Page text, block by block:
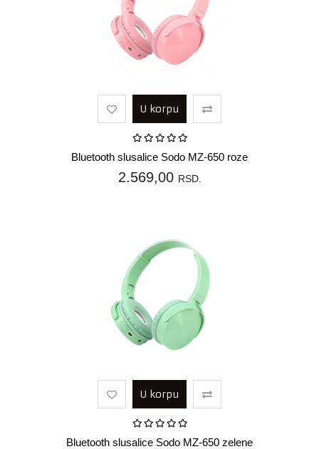
U korpu
Bluetooth slusalice Sodo MZ-650 roze
2.569,00 RSD.
U korpu
Bluetooth slusalice Sodo MZ-650 zelene